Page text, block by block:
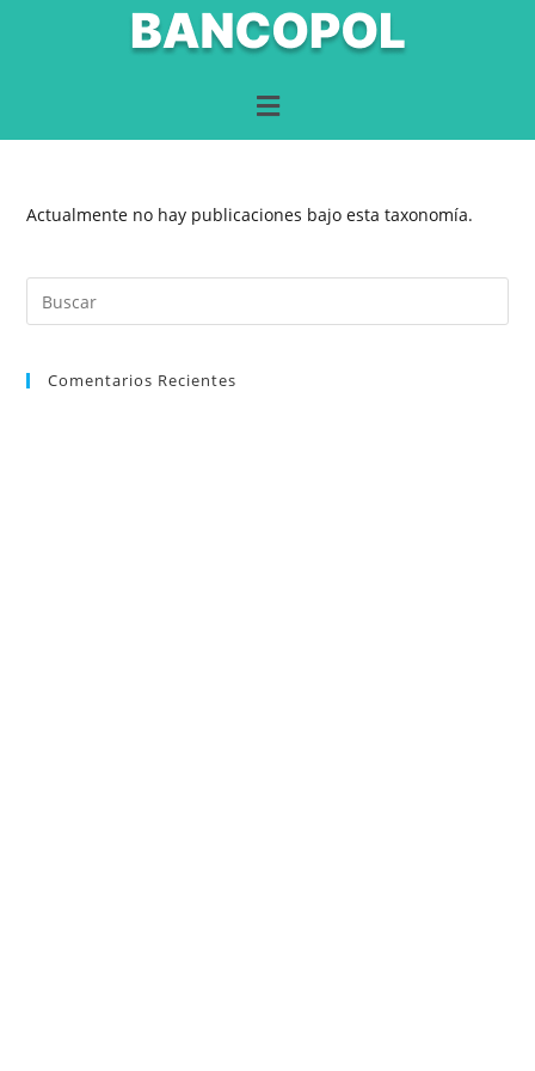
Actualmente no hay publicaciones bajo esta taxonomía.
Comentarios Recientes